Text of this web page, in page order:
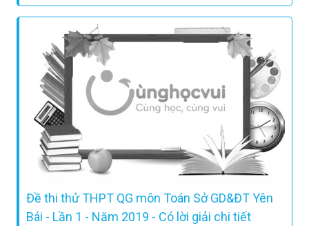
giải chi tiết
Đề thi thử THPT QG môn Toán Sở GD&ĐT Yên
Bái - Lần 1 - Năm 2019 - Có lời giải chi tiết